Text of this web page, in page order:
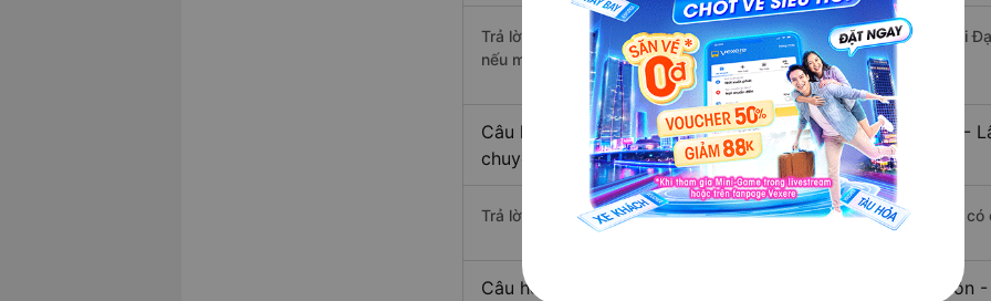
Trả lời: Thời gian di chuyển bằng xe khách từ Hóc Môn - Sài Gòn đi
nếu mật độ giao thông thuận lợi.
Câu hỏi: Khoảng cách từ Hóc Môn - Sài Gòn đi Đạ Huoai -
chuyển bằng xe khách?
Trả lời: Đoạn đường đi Đạ Huoai - Lâm Đồng từ Hóc Môn - Sài Gòn
Câu hỏi: Mỗi ngày có bao nhiêu chuyến xe khách Hóc Môn